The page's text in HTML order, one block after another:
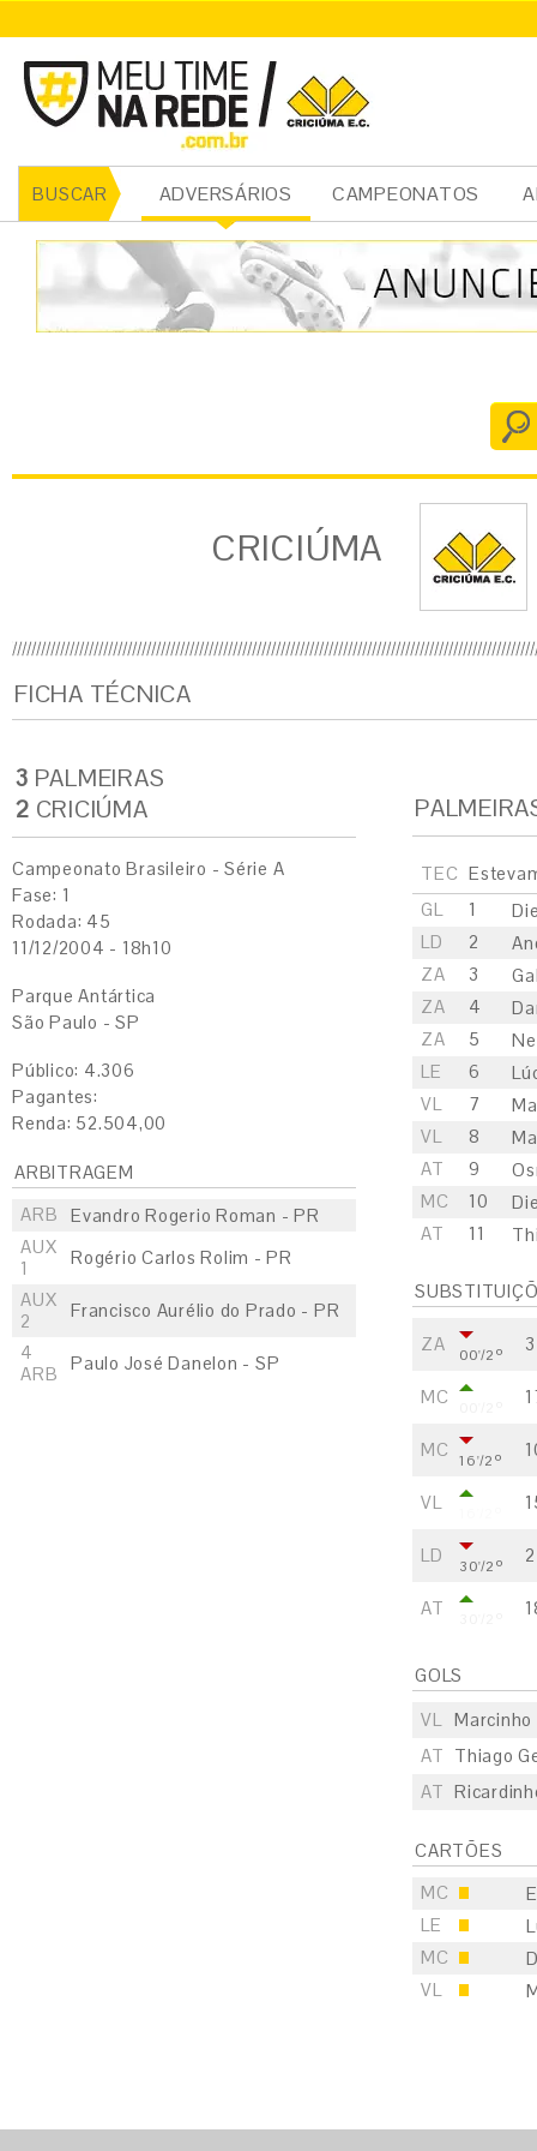
BUSCAR ADVERSÁRIOS CAMPEONATOS
CRICIÚMA
CRICIÚMA
FICHA TÉCNICA
3 PALMEIRAS
2 CRICIÚMA
Campeonato Brasileiro - Série A
Fase: 1
Rodada: 45
11/12/2004 - 18h10
Parque Antártica
São Paulo - SP
Público: 4.306
Pagantes:
Renda: 52.504,00
ARBITRAGEM
ARB
Evandro Rogerio Roman - PR
AUX
1
Rogério Carlos Rolim - PR
AUX
2
Francisco Aurélio do Prado - PR
4
ARB
Paulo José Danelon - SP
TEC
GL
1
LD
2
ZA
3
ZA
4
ZA
5
LE
6
VL
7
VL
8
AT
9
MC
10
AT
11
ZA
S
00'/2º 3
MC
E
MC 16'/2º
VL
LD 30'/2º 2
AT
GOLS
VL
AT Thiago
AT
CARTÕES
MC
LE
MC
VL